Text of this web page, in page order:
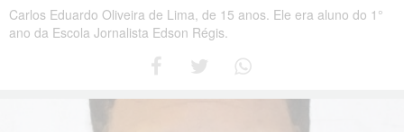
Carlos Eduardo Oliveira de Lima, de 15 anos. Ele era aluno do 1°
ano da Escola Jornalista Edson Régis.